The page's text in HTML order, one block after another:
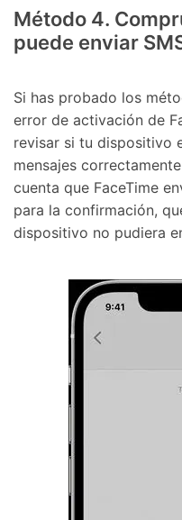
󠀰Método 4.󠀲󠀩󠀠󠀥󠀦󠀩󠀣󠀨󠀳󠀰
puede enviar
󠀰Si has probado los
error de activación de
revisar si tu dispositivo
mensajes
cuenta que FaceTime
para la confirmación,
dispositivo no pudiera